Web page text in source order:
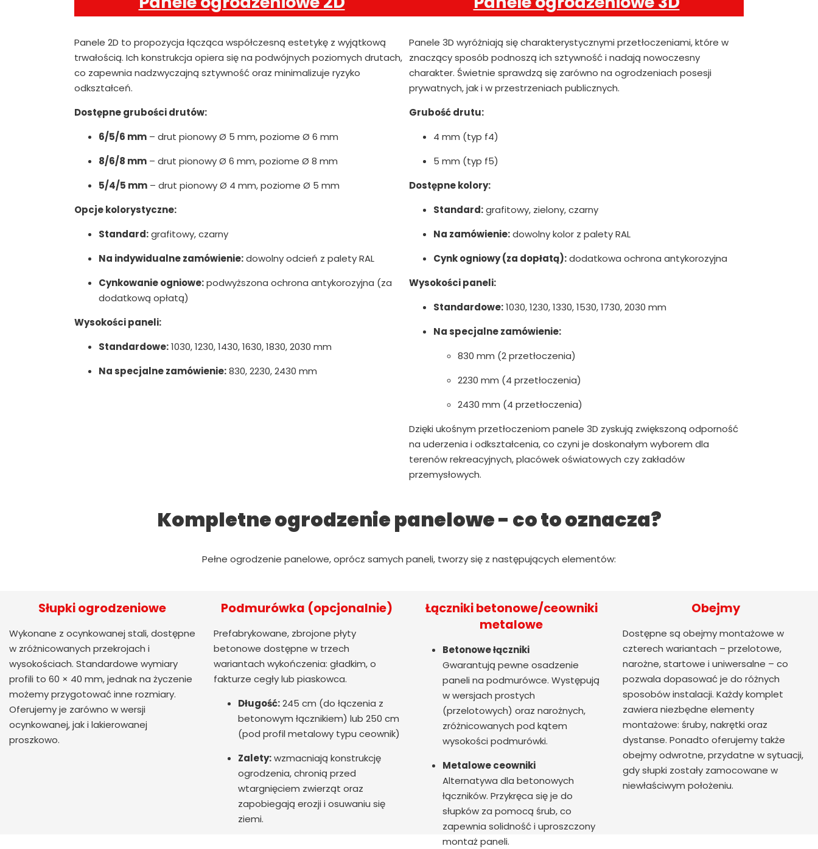
Panele 2D to propozycja łącząca współczesną estetykę z wyjątkową
trwałością. Ich konstrukcja opiera się na podwójnych poziomych drutach,
co zapewnia nadzwyczajną sztywność oraz minimalizuje ryzyko
odkształceń.
Dostępne grubości drutów:
6/5/6 mm – drut pionowy Ø 5 mm, poziome Ø 6 mm
8/6/8 mm – drut pionowy Ø 6 mm, poziome Ø 8 mm
5/4/5 mm – drut pionowy Ø 4 mm, poziome Ø 5 mm
Opcje kolorystyczne:
Standard:grafitowy, czarny
Na indywidualne zamówienie:dowolny odcień z palety RAL
Cynkowanie ogniowe:podwyższona ochrona antykorozyjna (za
dodatkową opłatą)
Wysokości paneli:
Standardowe:1030, 1230, 1430, 1630, 1830, 2030 mm
Na specjalne zamówienie:830, 2230, 2430 mm
Panele 3D wyróżniają się charakterystycznymi przetłoczeniami, które w
znaczący sposób podnoszą ich sztywność i nadają nowoczesny
charakter. Świetnie sprawdzą się zarówno na ogrodzeniach posesji
prywatnych, jak i w przestrzeniach publicznych.
Grubość drutu:
4 mm (typ f4)
5 mm (typ f5)
Dostępne kolory:
Standard:grafitowy, zielony, czarny
Na zamówienie:dowolny kolor z palety RAL
Cynk ogniowy (za dopłatą):dodatkowa ochrona antykorozyjna
Wysokości paneli:
Standardowe:1030, 1230, 1330, 1530, 1730, 2030 mm
Na specjalne zamówienie:
830 mm (2 przetłoczenia)
2230 mm (4 przetłoczenia)
2430 mm (4 przetłoczenia)
Dzięki ukośnym przetłoczeniom panele 3D zyskują zwiększoną odporność
na uderzenia i odkształcenia, co czyni je doskonałym wyborem dla
terenów rekreacyjnych, placówek oświatowych czy zakładów
przemysłowych.
Kompletne ogrodzenie panelowe - co to oznacza?
Pełne ogrodzenie panelowe, oprócz samych paneli, tworzy się z następujących elementów:
Słupki ogrodzeniowe
Wykonane z ocynkowanej stali, dostępne
w zróżnicowanych przekrojach i
wysokościach. Standardowe wymiary
profili to 60 × 40 mm, jednak na życzenie
możemy przygotować inne rozmiary.
Oferujemy je zarówno w wersji
ocynkowanej, jak i lakierowanej
proszkowo.
Podmurówka (opcjonalnie)
Prefabrykowane, zbrojone płyty
betonowe dostępne w trzech
wariantach wykończenia: gładkim, o
fakturze cegły lub piaskowca.
Długość:245 cm (do łączenia z
betonowym łącznikiem) lub 250 cm
(pod profil metalowy typu ceownik)
Zalety:wzmacniają konstrukcję
ogrodzenia, chronią przed
wtargnięciem zwierząt oraz
zapobiegają erozji i osuwaniu się
ziemi.
Łączniki betonowe/ceowniki
metalowe
Betonowe łączniki
Gwarantują pewne osadzenie
paneli na podmurówce. Występują
w wersjach prostych
(przelotowych) oraz narożnych,
zróżnicowanych pod kątem
wysokości podmurówki.
Metalowe ceowniki
Alternatywa dla betonowych
łączników. Przykręca się je do
słupków za pomocą śrub, co
zapewnia solidność i uproszczony
montaż paneli.
Obejmy
Dostępne są obejmy montażowe w
czterech wariantach – przelotowe,
narożne, startowe i uniwersalne – co
pozwala dopasować je do różnych
sposobów instalacji. Każdy komplet
zawiera niezbędne elementy
montażowe: śruby, nakrętki oraz
dystanse. Ponadto oferujemy także
obejmy odwrotne, przydatne w sytuacji,
gdy słupki zostały zamocowane w
niewłaściwym położeniu.